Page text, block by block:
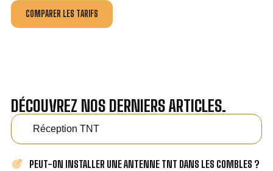
COMPARER LES TARIFS
DÉCOUVREZ NOS DERNIERS ARTICLES.
Réception TNT
PEUT-ON INSTALLER UNE ANTENNE TNT DANS LES COMBLES ?